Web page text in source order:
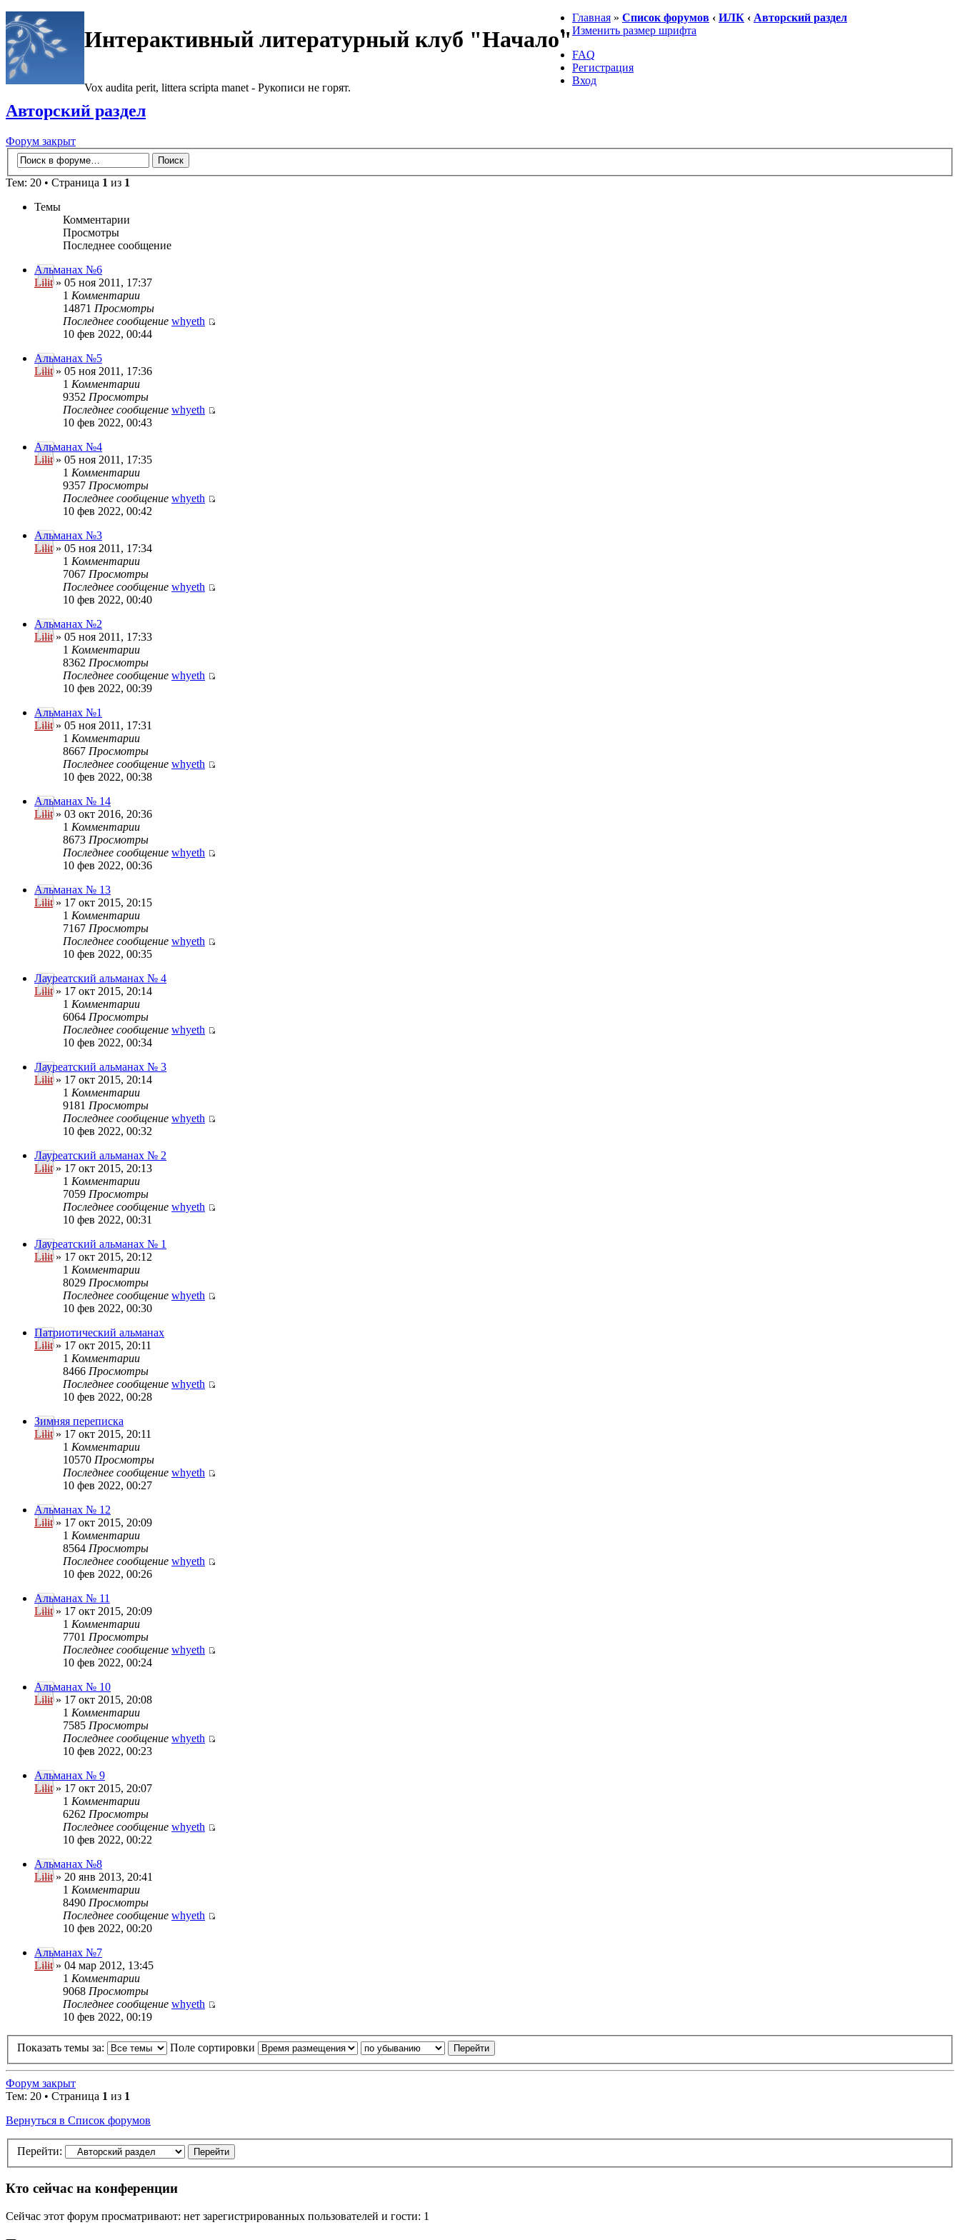
Интерактивный литературный клуб "Начало"
Vox audita perit, littera scripta manet - Рукописи не горят.
Главная » Список форумов ‹ ИЛК ‹ Авторский раздел
Изменить размер шрифта
FAQ
Регистрация
Вход
Авторский раздел
Форум закрыт
Тем: 20 • Страница 1 из 1
Темы
Комментарии
Просмотры
Последнее сообщение
Альманах №6
Lilit» 05 ноя 2011, 17:37
1 Комментарии
14871 Просмотры
Последнее сообщение whyeth
10 фев 2022, 00:44
Альманах №5
Lilit» 05 ноя 2011, 17:36
1 Комментарии
9352 Просмотры
Последнее сообщение whyeth
10 фев 2022, 00:43
Альманах №4
Lilit» 05 ноя 2011, 17:35
1 Комментарии
9357 Просмотры
Последнее сообщение whyeth
10 фев 2022, 00:42
Альманах №3
Lilit» 05 ноя 2011, 17:34
1 Комментарии
7067 Просмотры
Последнее сообщение whyeth
10 фев 2022, 00:40
Альманах №2
Lilit» 05 ноя 2011, 17:33
1 Комментарии
8362 Просмотры
Последнее сообщение whyeth
10 фев 2022, 00:39
Альманах №1
Lilit» 05 ноя 2011, 17:31
1 Комментарии
8667 Просмотры
Последнее сообщение whyeth
10 фев 2022, 00:38
Альманах № 14
Lilit» 03 окт 2016, 20:36
1 Комментарии
8673 Просмотры
Последнее сообщение whyeth
10 фев 2022, 00:36
Альманах № 13
Lilit» 17 окт 2015, 20:15
1 Комментарии
7167 Просмотры
Последнее сообщение whyeth
10 фев 2022, 00:35
Лауреатский альманах № 4
Lilit» 17 окт 2015, 20:14
1 Комментарии
6064 Просмотры
Последнее сообщение whyeth
10 фев 2022, 00:34
Лауреатский альманах № 3
Lilit» 17 окт 2015, 20:14
1 Комментарии
9181 Просмотры
Последнее сообщение whyeth
10 фев 2022, 00:32
Лауреатский альманах № 2
Lilit» 17 окт 2015, 20:13
1 Комментарии
7059 Просмотры
Последнее сообщение whyeth
10 фев 2022, 00:31
Лауреатский альманах № 1
Lilit» 17 окт 2015, 20:12
1 Комментарии
8029 Просмотры
Последнее сообщение whyeth
10 фев 2022, 00:30
Патриотический альманах
Lilit» 17 окт 2015, 20:11
1 Комментарии
8466 Просмотры
Последнее сообщение whyeth
10 фев 2022, 00:28
Зимняя переписка
Lilit» 17 окт 2015, 20:11
1 Комментарии
10570 Просмотры
Последнее сообщение whyeth
10 фев 2022, 00:27
Альманах № 12
Lilit» 17 окт 2015, 20:09
1 Комментарии
8564 Просмотры
Последнее сообщение whyeth
10 фев 2022, 00:26
Альманах № 11
Lilit» 17 окт 2015, 20:09
1 Комментарии
7701 Просмотры
Последнее сообщение whyeth
10 фев 2022, 00:24
Альманах № 10
Lilit» 17 окт 2015, 20:08
1 Комментарии
7585 Просмотры
Последнее сообщение whyeth
10 фев 2022, 00:23
Альманах № 9
Lilit» 17 окт 2015, 20:07
1 Комментарии
6262 Просмотры
Последнее сообщение whyeth
10 фев 2022, 00:22
Альманах №8
Lilit» 20 янв 2013, 20:41
1 Комментарии
8490 Просмотры
Последнее сообщение whyeth
10 фев 2022, 00:20
Альманах №7
Lilit» 04 мар 2012, 13:45
1 Комментарии
9068 Просмотры
Последнее сообщение whyeth
10 фев 2022, 00:19
Показать темы за: Поле сортировки
Форум закрыт
Тем: 20 • Страница 1 из 1
Вернуться в Список форумов
Перейти:
Кто сейчас на конференции
Сейчас этот форум просматривают: нет зарегистрированных пользователей и гости: 1